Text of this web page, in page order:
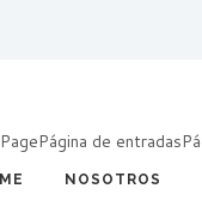
Página de entradas
NOSOTROS